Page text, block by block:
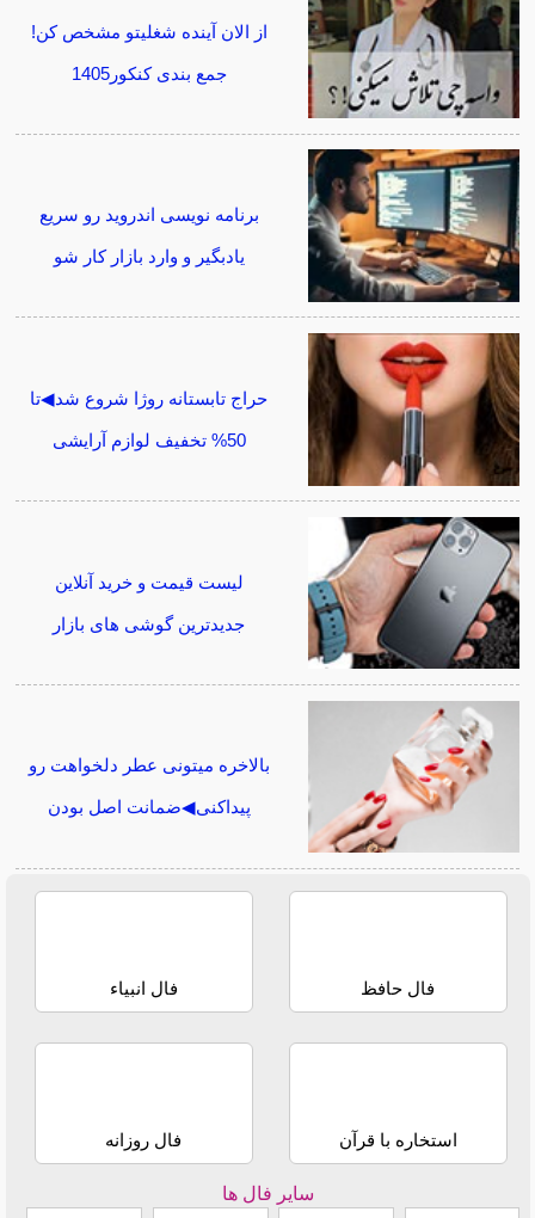
از الان آینده شغلیتو مشخص کن!
جمع بندی کنکور1405
برنامه نویسی اندروید رو سریع
یادبگیر و وارد بازار کار شو
حراج تابستانه روژا شروع شد◀تا
50% تخفیف لوازم آرایشی
لیست قیمت و خرید آنلاین
جدیدترین گوشی های بازار
بالاخره میتونی عطر دلخواهت رو
پیداکنی◀ضمانت اصل بودن
فال حافظ فال انبیاء
استخاره با قرآن فال روزانه
سایر فال ها